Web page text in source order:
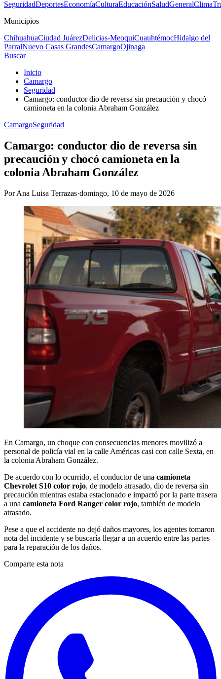
SeguridadDeportesEconomíaCulturaEducaciónSaludGeneralClima
Municipios
ChihuahuaCiudad JuárezDelicias-MeoquiCuauhtémocHidalgo del
ParralNuevo Casas GrandesCamargoOjinaga
Buscar
Inicio
Camargo
Seguridad
Camargo: conductor dio de reversa sin precaución y chocó
camioneta en la colonia Abraham González
CamargoSeguridad
Camargo: conductor dio de reversa sin
precaución y chocó camioneta en la
colonia Abraham González
PorAna Luisa Terrazas·domingo, 10 de mayo de 2026
En Camargo, un choque con consecuencias menores movilizó a
personal de policía vial en la calle Américas casi con calle Sexta, en
la colonia Abraham González.
De acuerdo con lo ocurrido, el conductor de una camioneta
Chevrolet S10 color rojo, de modelo atrasado, dio de reversa sin
precaución mientras estaba estacionado e impactó por la parte trasera
a una camioneta Ford Ranger color rojo, también de modelo
atrasado.
Pese a que el accidente no dejó daños mayores, los agentes tomaron
nota del incidente y se buscaría llegar a un acuerdo entre las partes
para la reparación de los daños.
Comparte esta nota